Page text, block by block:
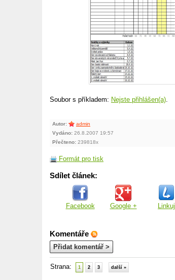
Soubor s příkladem: Nejste přihlášen(a).
Autor:
admin
Vydáno: 26.8.2007 19:57
Přečteno: 239818x
Formát pro tisk
Sdílet článek:
Facebook Google + Linkuj
Komentáře
Přidat komentář >
Strana: 1 2 3 další »